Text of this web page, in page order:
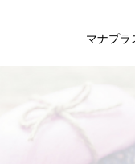
マナプラ